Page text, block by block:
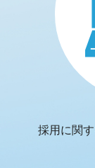
採用に関